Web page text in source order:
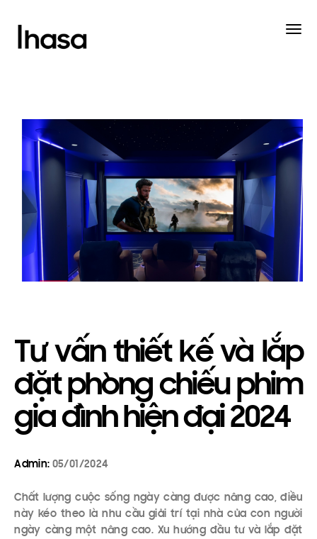
Tư vấn thiết kế và lắp
đặt phòng chiếu phim
gia đình hiện đại 2024
Admin: 05/01/2024
Chất lượng cuộc sống ngày càng được nâng cao, điều
này kéo theo là nhu cầu giải trí tại nhà của con người
ngày càng một nâng cao. Xu hướng đầu tư và lắp đặt